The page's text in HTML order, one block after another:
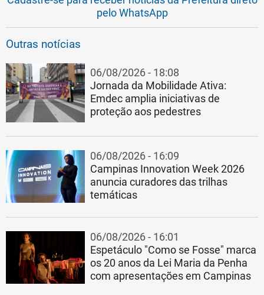
pelo WhatsApp
Outras notícias
06/08/2026 - 18:08
Jornada da Mobilidade Ativa:
Emdec amplia iniciativas de
proteção aos pedestres
06/08/2026 - 16:09
Campinas Innovation Week 2026
anuncia curadores das trilhas
temáticas
06/08/2026 - 16:01
Espetáculo "Como se Fosse" marca
os 20 anos da Lei Maria da Penha
com apresentações em Campinas